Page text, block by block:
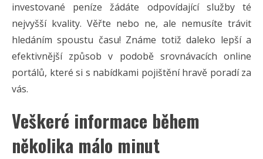
investované peníze žádáte odpovídající služby té
nejvyšší kvality. Věřte nebo ne, ale nemusíte trávit
hledáním spoustu času! Známe totiž daleko lepší a
efektivnější způsob v podobě srovnávacích online
portálů, které si s nabídkami pojištění hravě poradí za
vás.
Veškeré informace během
několika málo minut